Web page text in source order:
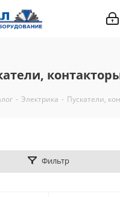
- Электрика - Пускатели,
Фильтр